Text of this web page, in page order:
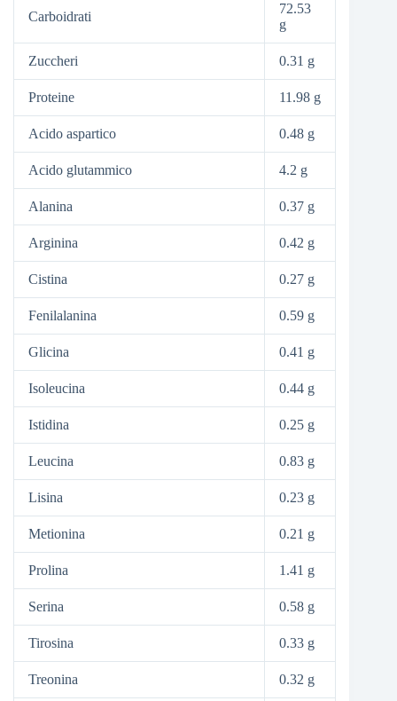
Carboidrati
72.53
g
Zuccheri 0.31 g
Proteine 11.98 g
Acido aspartico 0.48 g
Acido glutammico 4.2 g
Alanina 0.37 g
Arginina 0.42 g
Cistina 0.27 g
Fenilalanina 0.59 g
Glicina 0.41 g
Isoleucina 0.44 g
Istidina 0.25 g
Leucina 0.83 g
Lisina 0.23 g
Metionina 0.21 g
Prolina 1.41 g
Serina 0.58 g
Tirosina 0.33 g
Treonina 0.32 g